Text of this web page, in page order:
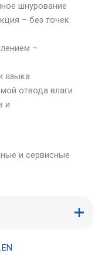
шнурование
– без точек
–
языка
отвода влаги
и
и сервисные